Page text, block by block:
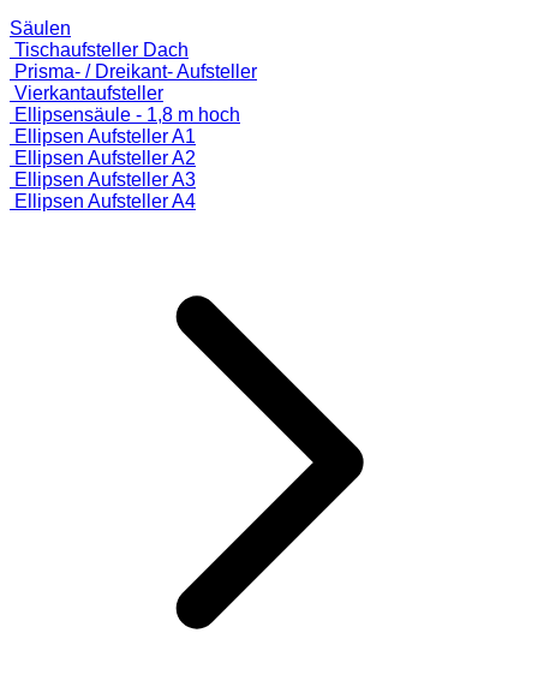
Säulen
Tischaufsteller Dach
Prisma- / Dreikant- Aufsteller
Vierkantaufsteller
Ellipsensäule - 1,8 m hoch
Ellipsen Aufsteller A1
Ellipsen Aufsteller A2
Ellipsen Aufsteller A3
Ellipsen Aufsteller A4